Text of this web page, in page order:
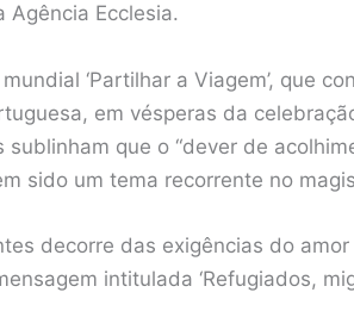
Agência Ecclesia.
‘Partilhar a Viagem’, que
em vésperas da
que o “dever de
sido um tema recorrente no
decorre das exigências do
intitulada ‘Refugiados,